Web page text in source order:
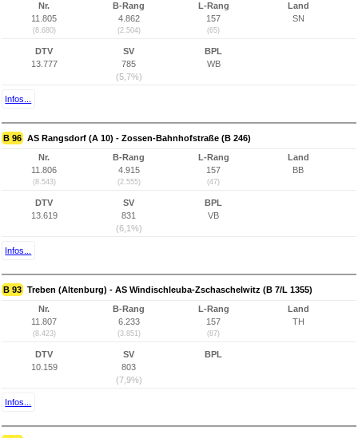
Nr.
11.805
(8.680)
B-Rang
4.862
(2.504)
L-Rang
157
(65)
Land
SN
DTV
13.777
SV
785
(5,7%)
BPL
WB
Infos...
B 96 AS Rangsdorf (A 10) - Zossen-Bahnhofstraße (B 246)
Nr.
11.806
(8.543)
B-Rang
4.915
(2.555)
L-Rang
157
(47)
Land
BB
DTV
13.619
SV
831
(6,1%)
BPL
VB
Infos...
B 93 Treben (Altenburg) - AS Windischleuba-Zschaschelwitz (B 7/L 1355)
Nr.
11.807
(8.423)
B-Rang
6.233
(3.851)
L-Rang
157
(87)
Land
TH
DTV
10.159
SV
803
(7,9%)
BPL
Infos...